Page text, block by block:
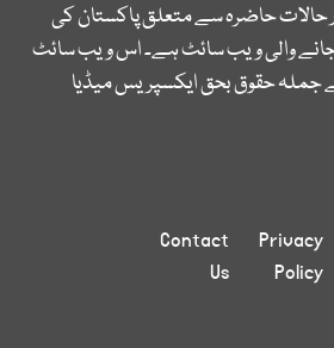
حالات حاضرہ سے متعلق پاکستان کی
والی ویب سائٹ ہے۔ اس ویب سائٹ
جملہ حقوق بحق ایکسپریس میڈیا
Privacy
Policy
Contact
Us